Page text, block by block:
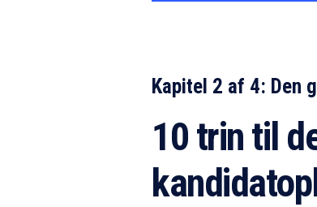
Kapitel 2 af 4: Den
10 trin til